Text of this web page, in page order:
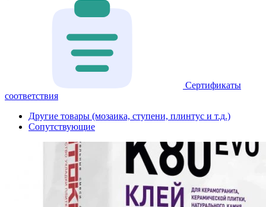
Сертификаты
соответствия
Другие товары (мозаика, ступени, плинтус и т.д.)
Сопутствующие